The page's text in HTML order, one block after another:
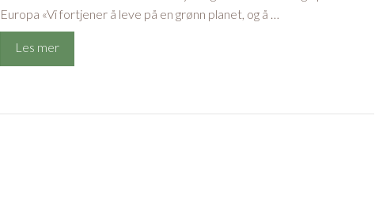
Europa «Vi fortjener å leve på en grønn planet, og å …
Les mer